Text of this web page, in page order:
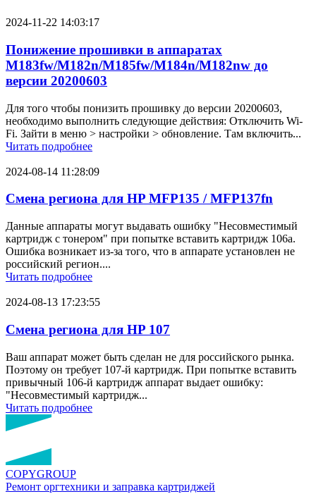
2024-11-22 14:03:17
Понижение прошивки в аппаратах
M183fw/M182n/M185fw/M184n/M182nw до
версии 20200603
Для того чтобы понизить прошивку до версии 20200603,
необходимо выполнить следующие действия: Отключить Wi-
Fi. Зайти в меню > настройки > обновление. Там включить...
Читать подробнее
2024-08-14 11:28:09
Смена региона для HP MFP135 / MFP137fn
Данные аппараты могут выдавать ошибку "Несовместимый
картридж с тонером" при попытке вставить картридж 106a.
Ошибка возникает из-за того, что в аппарате установлен не
российский регион....
Читать подробнее
2024-08-13 17:23:55
Смена региона для HP 107
Ваш аппарат может быть сделан не для российского рынка.
Поэтому он требует 107-й картридж. При попытке вставить
привычный 106-й картридж аппарат выдает ошибку:
"Несовместимый картридж...
Читать подробнее
COPYGROUP
Ремонт оргтехники и заправка картриджей